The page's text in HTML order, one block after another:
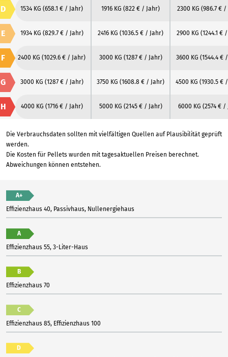
D 1534 KG (658.1 € / Jahr) 1916 KG (822 € / Jahr) 2300 KG (986.7 € /
E 1934 KG (829.7 € / Jahr) 2416 KG (1036.5 € / Jahr) 2900 KG (1244.1 €
F 2400 KG (1029.6 € / Jahr) 3000 KG (1287 € / Jahr) 3600 KG (1544.4 €
G 3000 KG (1287 € / Jahr) 3750 KG (1608.8 € / Jahr) 4500 KG (1930.5 €
H 4000 KG (1716 € / Jahr) 5000 KG (2145 € / Jahr) 6000 KG (2574 € /
Die Verbrauchsdaten sollten mit vielfältigen Quellen auf Plausibilität geprüft
werden.
Die Kosten für Pellets wurden mit tagesaktuellen Preisen berechnet.
Abweichungen können entstehen.
A+
Effizienzhaus 40, Passivhaus, Nullenergiehaus
A
Effizienzhaus 55, 3-Liter-Haus
B
Effizienzhaus 70
C
Effizienzhaus 85, Effizienzhaus 100
D